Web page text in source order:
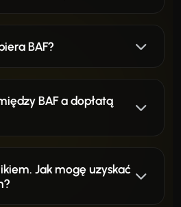
BAF?
BAF a dopłatą
Jak mogę uzyskać